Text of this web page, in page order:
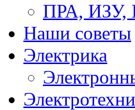
ПРА, ИЗУ,
Наши советы
Электрика